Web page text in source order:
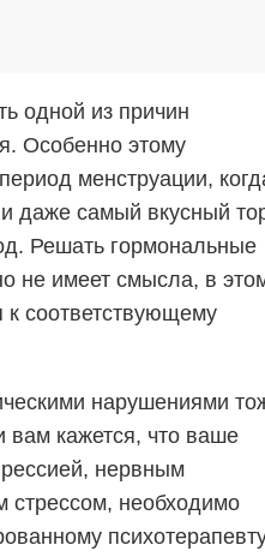
одной из причин
Особенно этому
менструации,
и даже самый вкусный
Решать гормональные
не имеет смысла, в
к соответствующему
нарушениями
вам кажется, что ваше
нервным
необходимо